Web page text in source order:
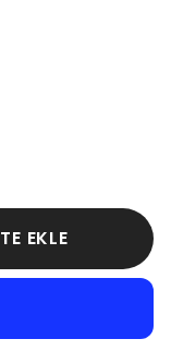
EKLE